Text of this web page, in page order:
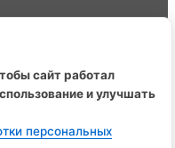
рекламного,
Кириллова Наталья
ею на то
адрес и номер
об иных мероприятиях
сайт работал
и улучшать
персональных